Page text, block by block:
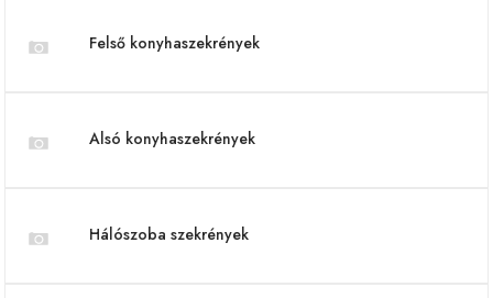
Felső konyhaszekrények
Alsó konyhaszekrények
Hálószoba szekrények